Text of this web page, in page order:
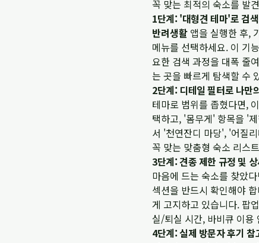
꼭 맞는 최적의 숙소를 발
1단계: '대형견 테마'로 검
반려생활 앱을 실행한 후,
메뉴를 선택하세요. 이 기
요한 검색 과정을 대폭 줄
는 곳을 빠르게 탐색할 수
2단계: 디테일 필터로 나만
테마로 범위를 좁혔다면,
택하고, '몸무게' 항목을 '
서 '천연잔디 마당', '어질
꼭 맞는 맞춤형 숙소 리스
3단계: 견종 제한 규정 및
마음에 드는 숙소를 찾았
섹션을 반드시 확인해야
게 고지하고 있습니다. 팝
실/퇴실 시간, 바비큐 이용
4단계: 실제 방문자 후기 참